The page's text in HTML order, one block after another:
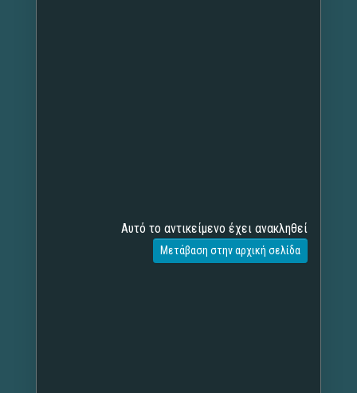
Αυτό το αντικείμενο έχει ανακληθεί
Μετάβαση στην αρχική σελίδα